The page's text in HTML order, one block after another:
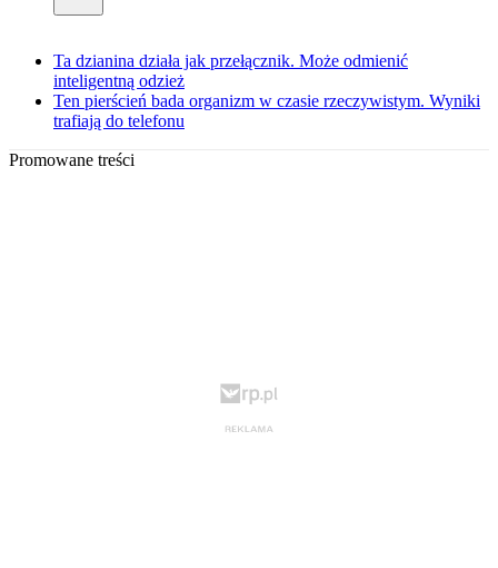
Ta dzianina działa jak przełącznik. Może odmienić
inteligentną odzież
Ten pierścień bada organizm w czasie rzeczywistym. Wyniki
trafiają do telefonu
Promowane treści